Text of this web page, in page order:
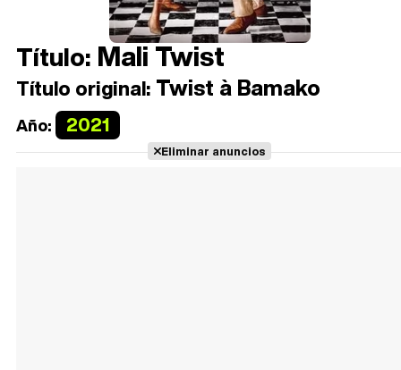
Título: Mali Twist
Título original: Twist à Bamako
Año: 2021
Eliminar anuncios